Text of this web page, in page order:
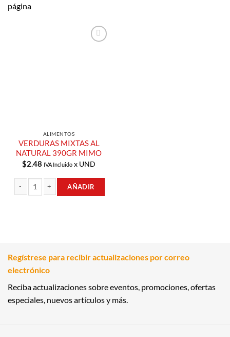
página
ALIMENTOS
VERDURAS MIXTAS AL
NATURAL 390GR MIMO
$2.48 IVA Incluido x UND
AÑADIR
Regístrese para recibir actualizaciones por correo
electrónico
Reciba actualizaciones sobre eventos, promociones, ofertas
especiales, nuevos artículos y más.